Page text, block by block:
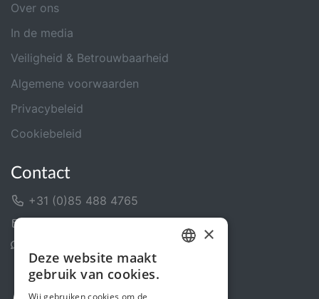
Over ons
In de media
Veiligheid & Betrouwbaarheid
Algemene voorwaarden
Privacybeleid
Cookiebeleid
Contact
+31 (0)85 488 4765
×
Deze website maakt
gebruik van cookies.
Wij gebruiken cookies om de